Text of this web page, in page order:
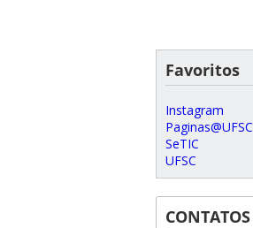
Favoritos
Instagram
Paginas@UFSC
SeTIC
UFSC
CONTATOS